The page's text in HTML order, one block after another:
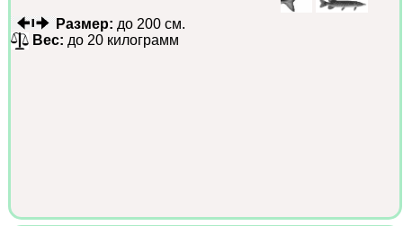
Размер: до 200 см.
Вес: до 20 килограмм